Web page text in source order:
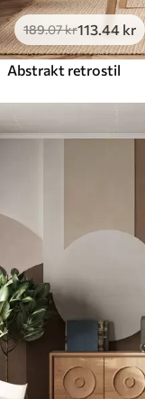
189.07kr113 .44 kr
Abstrakt retrostil